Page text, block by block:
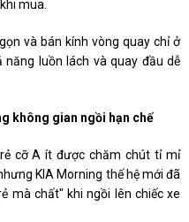
mua.
và bán kính vòng quay chỉ ở
luồn lách và quay đầu dễ
không gian ngồi hạn chế
cỡ A ít được chăm chút tỉ mỉ
KIA Morning thế hệ mới đã
mà chất" khi ngồi lên chiếc xe